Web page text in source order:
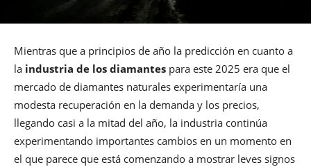
Mientras que a principios de año la predicción en cuanto a
la industria de los diamantes para este 2025 era que el
mercado de diamantes naturales experimentaría una
modesta recuperación en la demanda y los precios,
llegando casi a la mitad del año, la industria continúa
experimentando importantes cambios en un momento en
el que parece que está comenzando a mostrar leves signos